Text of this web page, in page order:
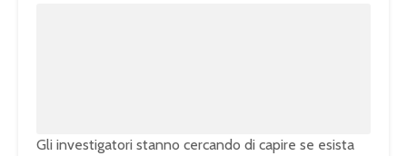
Gli investigatori stanno cercando di capire se esista